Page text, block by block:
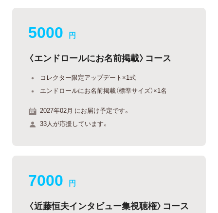
5000 円
〈エンドロールにお名前掲載〉コース
コレクター限定アップデート×1式
エンドロールにお名前掲載（標準サイズ）×1名
2027年02月 にお届け予定です。
33人が応援しています。
7000 円
〈近藤恒夫インタビュー集視聴権〉コース